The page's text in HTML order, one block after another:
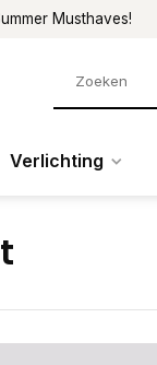
Musthaves!
Verlichting